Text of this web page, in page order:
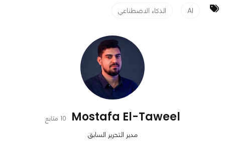
AI الذكاء الاصطناعي
Mostafa El-Taweel 10 متابع
مدير التحرير السابق